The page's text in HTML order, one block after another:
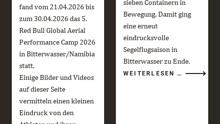
fand vom 21.04.2026 bis
zum 30.04.2026 das 5.
Red Bull Global Aerial
Performance Camp 2026
in Bitterwasser/Namibia
statt.
Einige Bilder und Videos
auf dieser Seite
vermitteln einen kleinen
Eindruck von den
sieben Containern in
Bewegung. Damit ging
eine erneut
eindrucksvolle
Segelflugsaison in
Bitterwasser zu Ende.
WEITERLESEN …